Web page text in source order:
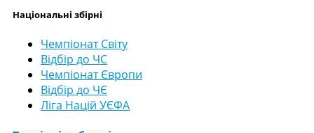
Національні збірні
Чемпіонат Світу
Відбір до ЧС
Чемпіонат Європи
Відбір до ЧЄ
Ліга Націй УЄФА